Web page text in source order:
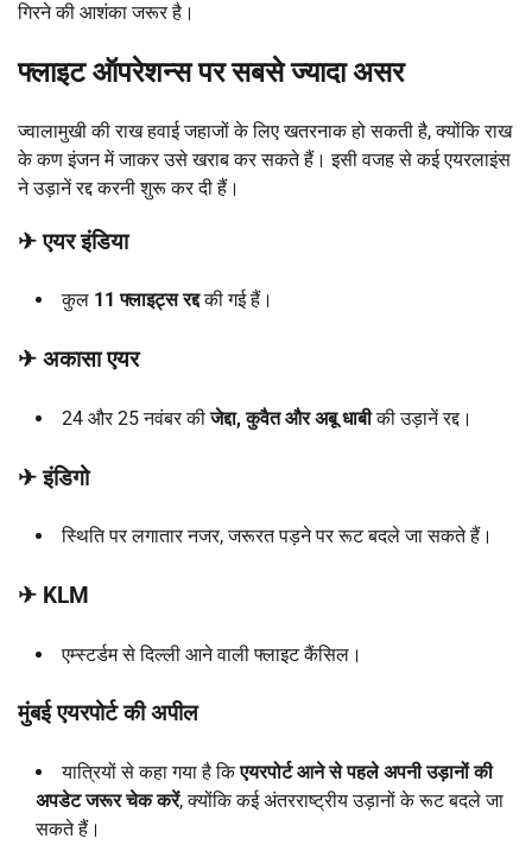
गिरने की आशंका जरूर है।
फ्लाइट ऑपरेशन्स पर सबसे ज्यादा असर
ज्वालामुखी की राख हवाई जहाजों के लिए खतरनाक हो सकती है, क्योंकि राख
के कण इंजन में जाकर उसे खराब कर सकते हैं। इसी वजह से कई एयरलाइंस
ने उड़ानें रद्द करनी शुरू कर दी हैं।
✈ एयर इंडिया
कुल 11फ्लाइट्स रद्दकी गई हैं।
✈ अकासा एयर
24 और 25 नवंबर कीजेद्दा,कुवैत और अबू धाबीकी उड़ानें रद्द।
✈ इंडिगो
स्थिति पर लगातार नजर, जरूरत पड़ने पर रूट बदले जा सकते हैं।
✈ KLM
एम्स्टर्डम से दिल्ली आने वाली फ्लाइट कैंसिल।
मुंबई एयरपोर्ट की अपील
यात्रियों से कहा गया है किएयरपोर्ट आने से पहले अपनी उड़ानों की
अपडेट जरूर चेक करें, क्योंकि कई अंतरराष्ट्रीय उड़ानों के रूट बदले जा
सकते हैं।